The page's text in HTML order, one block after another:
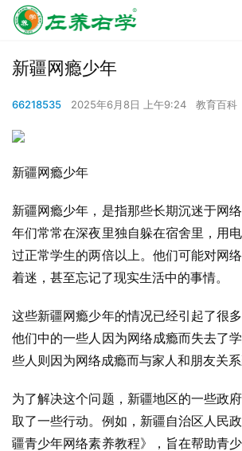
新疆网瘾少年
66218535 2025年6月8日 上午9:24 教育百科
新疆网瘾少年
新疆网瘾少年，是指那些长期沉迷于网
年们常常在深夜里独自躲在宿舍里，用
过正常学生的两倍以上。他们可能对网
着迷，甚至忘记了现实生活中的事情。
这些新疆网瘾少年的情况已经引起了很多
他们中的一些人因为网络成瘾而失去了
些人则因为网络成瘾而与家人和朋友关系
为了解决这个问题，新疆地区的一些政
取了一些行动。例如，新疆自治区人民
疆青少年网络素养教程》，旨在帮助青